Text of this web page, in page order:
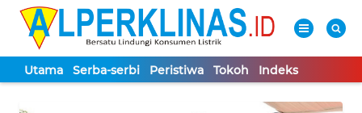
Utama Serba-serbi Peristiwa Tokoh Indeks